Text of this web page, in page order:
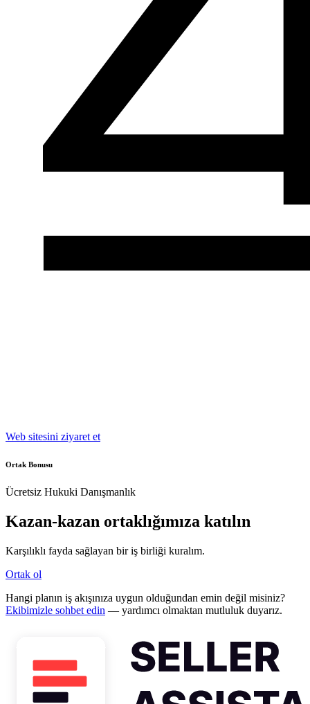
Web sitesini ziyaret et
Ortak Bonusu
Ücretsiz Hukuki Danışmanlık
Kazan-kazan ortaklığımıza katılın
Karşılıklı fayda sağlayan bir iş birliği kuralım.
Ortak ol
Hangi planın iş akışınıza uygun olduğundan emin değil misiniz?
Ekibimizle sohbet edin — yardımcı olmaktan mutluluk duyarız.